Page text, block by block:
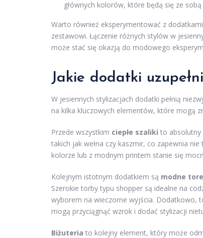
głównych kolorów, które będą się ze
Warto również eksperymentować z
zestawowi. Łączenie różnych stylów w
może stać się okazją do modowego
Jakie dodatki
W jesiennych stylizacjach dodatki pełnią
na kilka kluczowych elementów, które mogą
Przede wszystkim ciepłe szaliki to absolutny
takich jak wełna czy kaszmir, co zapewnia
kolorze lub z modnym printem stanie się
Kolejnym istotnym dodatkiem są modne
Szerokie torby typu shopper są idealne na
wyborem na wieczorne wyjścia. Dodatkowo,
mogą przyciągnąć wzrok i dodać stylizacji
Biżuteria to kolejny element, który może